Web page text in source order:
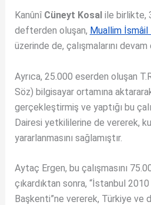
Kanûnî Cüneyt Kosalile birlikte,
defterden oluşan, Muallim İsmâil
üzerinde de, çalışmalarını
Ayrıca, 25.000 eserden oluşan
Söz) bilgisayar ortamına
gerçekleştirmiş ve yaptığı bu
Dairesi yetkililerine de vererek,
yararlanmasını sağlamıştır.
Aytaç Ergen, bu çalışmasını
çıkardıktan sonra, “İstanbul
Başkenti”ne vererek, Türkiye ve